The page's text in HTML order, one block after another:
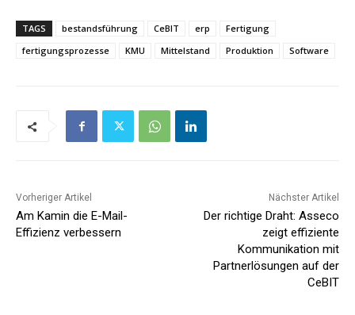
TAGS bestandsführung CeBIT erp
Fertigung
fertigungsprozesse
KMU Mittelstand Produktion Software
Vorheriger Artikel
Am Kamin die E-Mail-
Effizienz verbessern
Nächster Artikel
Der richtige Draht: Asseco
zeigt effiziente
Kommunikation mit
Partnerlösungen auf der
CeBIT